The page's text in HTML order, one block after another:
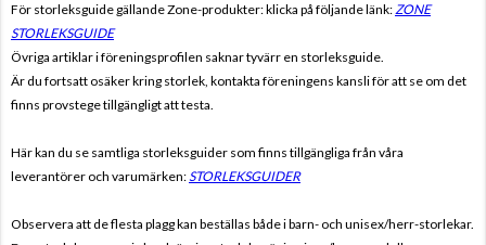
För storleksguide gällande Zone-produkter: klicka på följande länk:ZONE
STORLEKSGUIDE
Övriga artiklar i föreningsprofilen saknar tyvärr en storleksguide.
Är du fortsatt osäker kring storlek, kontakta föreningens kansli för att se om det
finns provstege tillgängligt att testa.
Här kan du se samtliga storleksguider som finns tillgängliga från våra
leverantörer och varumärken:STORLEKSGUIDER
Observera att de flesta plagg kan beställas både i barn- och unisex/herr-storlekar.